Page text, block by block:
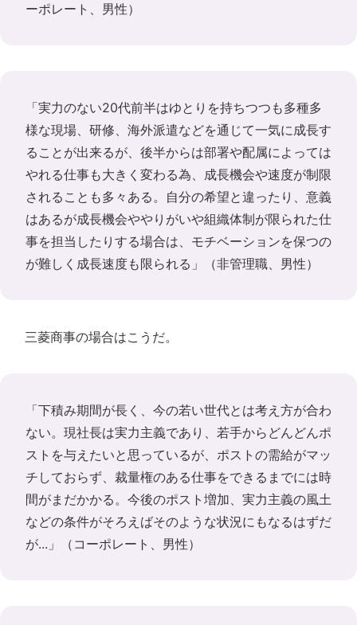
ーポレート、男性）
「実力のない20代前半はゆとりを持ちつつも多種多
様な現場、研修、海外派遣などを通じて一気に成長す
ることが出来るが、後半からは部署や配属によっては
やれる仕事も大きく変わる為、成長機会や速度が制限
されることも多々ある。自分の希望と違ったり、意義
はあるが成長機会ややりがいや組織体制が限られた仕
事を担当したりする場合は、モチベーションを保つの
が難しく成長速度も限られる」（非管理職、男性）
三菱商事の場合はこうだ。
「下積み期間が長く、今の若い世代とは考え方が合わ
ない。現社長は実力主義であり、若手からどんどんポ
ストを与えたいと思っているが、ポストの需給がマッ
チしておらず、裁量権のある仕事をできるまでには時
間がまだかかる。今後のポスト増加、実力主義の風土
などの条件がそろえばそのような状況にもなるはずだ
が...」（コーポレート、男性）